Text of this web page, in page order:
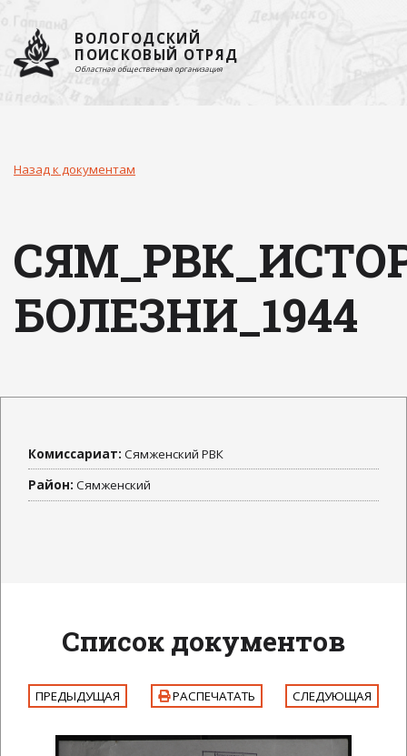
ВОЛОГОДСКИЙ
ПОИСКОВЫЙ ОТРЯД
Областная общественная организация
Назад к документам
БОЛЕЗНИ_1944
Комиссариат: Сямженский РВК
Район: Сямженский
Список документов
ПРЕДЫДУЩАЯ РАСПЕЧАТАТЬ СЛЕДУЮЩАЯ